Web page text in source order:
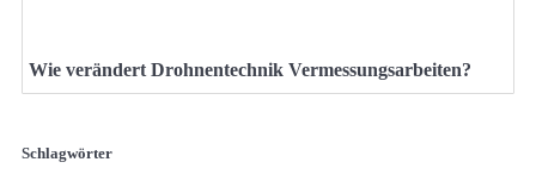
Wie verändert Drohnentechnik Vermessungsarbeiten?
Schlagwörter